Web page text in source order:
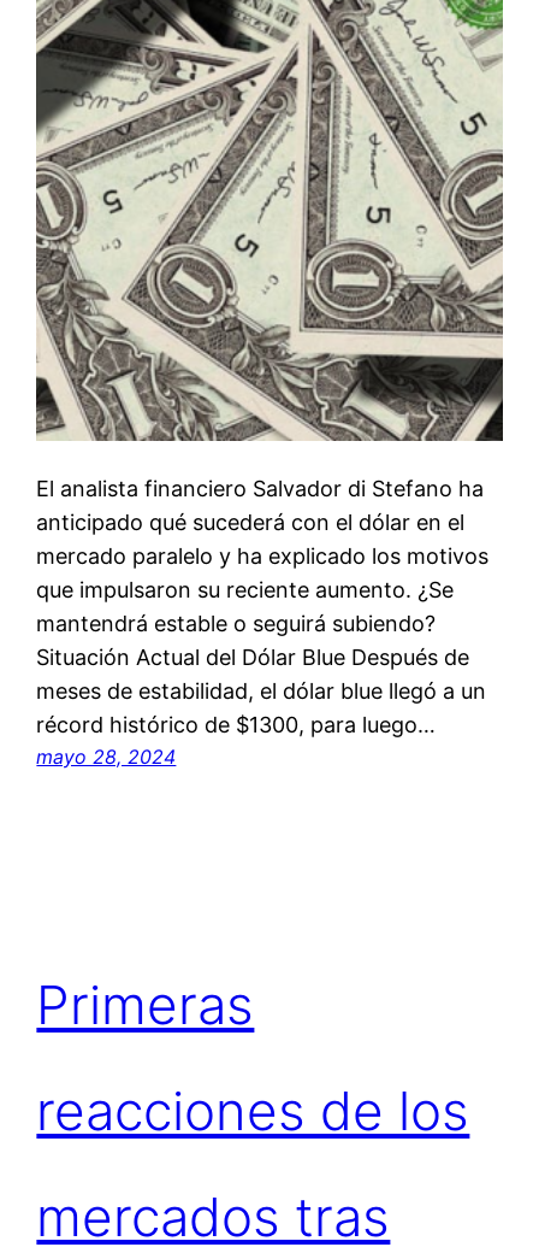
El analista financiero Salvador di Stefano ha
anticipado qué sucederá con el dólar en el
mercado paralelo y ha explicado los motivos
que impulsaron su reciente aumento. ¿Se
mantendrá estable o seguirá subiendo?
Situación Actual del Dólar Blue Después de
meses de estabilidad, el dólar blue llegó a un
récord histórico de $1300, para luego…
mayo 28, 2024
Primeras
reacciones de los
mercados tras